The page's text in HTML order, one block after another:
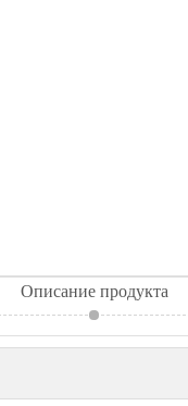
Описание продукта